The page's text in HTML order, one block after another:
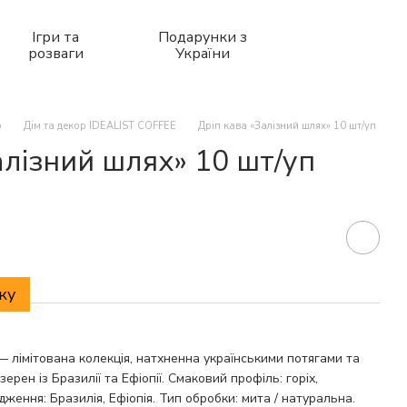
Ігри та
розваги
Подарунки з
України
Дім та декор IDEALIST COFFEE Дріп кава «Залізний шлях» 10 шт/уп
шлях» 10 шт/уп
колекція, натхненна українськими потягами та
із Бразилії та Ефіопії. Смаковий профіль: горіх,
Бразилія, Ефіопія. Тип обробки: мита / натуральна.